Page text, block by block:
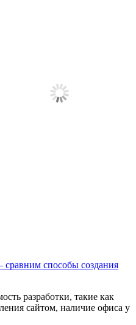
сравним способы создания
разработки, такие как
сайтом, наличие офиса у